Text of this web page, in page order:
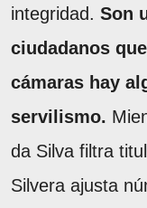
integridad. Son
ciudadanos
cámaras hay
servilismo.
da Silva filtra
Silvera ajusta